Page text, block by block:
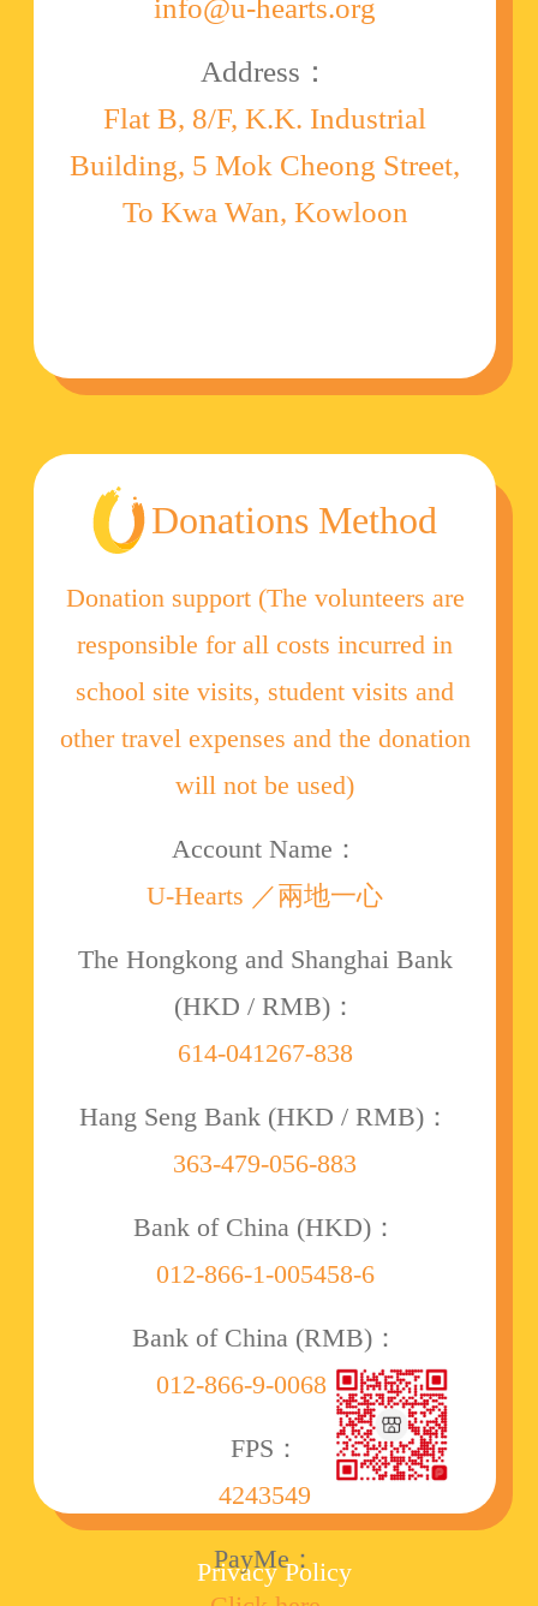
info@u-hearts.org
Address：
Flat B, 8/F, K.K. Industrial
Building, 5 Mok Cheong Street,
To Kwa Wan, Kowloon
Donations Method
Donation support (The volunteers are
responsible for all costs incurred in
school site visits, student visits and
other travel expenses and the donation
will not be used)
Account Name：
U-Hearts ／兩地一心
The Hongkong and Shanghai Bank
(HKD / RMB)：
614-041267-838
Hang Seng Bank (HKD / RMB)：
363-479-056-883
Bank of China (HKD)：
012-866-1-005458-6
Bank of China (RMB)：
012-866-9-006860-8
FPS：
4243549
PayMe：
Privacy Policy